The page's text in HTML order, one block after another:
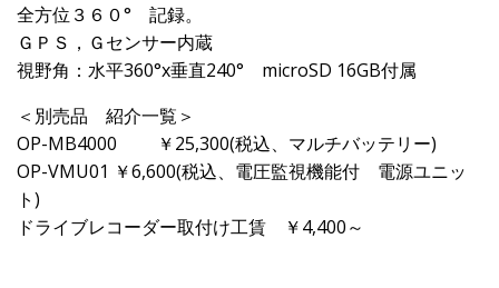
全方位３６０° 記録。
ＧＰＳ，Ｇセンサー内蔵
視野角：水平360°x垂直240° microSD 16GB付属
＜別売品 紹介一覧＞
OP-MB4000 ￥25,300(税込、マルチバッテリー)
OP-VMU01 ￥6,600(税込、電圧監視機能付 電源ユニッ
ト)
ドライブレコーダー取付け工賃 ￥4,400～